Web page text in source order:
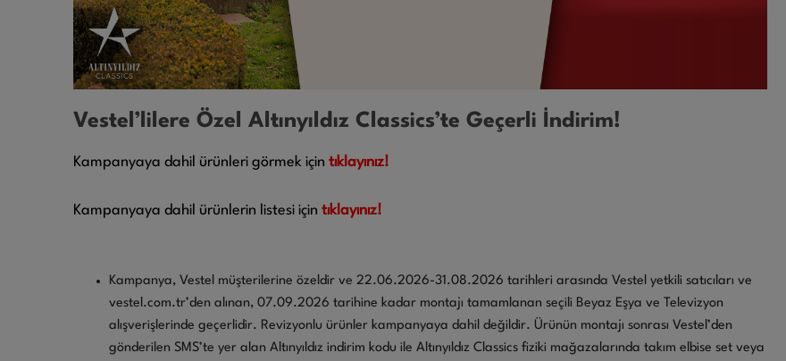
Vestel’lilere Özel Altınyıldız Classics’te Geçerli İndirim!
Kampanyaya dahil ürünleri görmek için tıklayınız!
Kampanyaya dahil ürünlerin listesi için tıklayınız!
Kampanya, Vestel müşterilerine özeldir ve 22.06.2026-31.08.2026 tarihleri arasında Vestel yetkili satıcıları ve
vestel.com.tr’den alınan, 07.09.2026 tarihine kadar montajı tamamlanan seçili Beyaz Eşya ve Televizyon
alışverişlerinde geçerlidir. Revizyonlu ürünler kampanyaya dahil değildir. Ürünün montajı sonrası Vestel’den
gönderilen SMS’te yer alan Altınyıldız indirim kodu ile Altınyıldız Classics fiziki mağazalarında takım elbise set veya
İNCELE